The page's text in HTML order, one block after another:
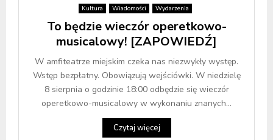
Kultura Wiadomości Wydarzenia
To będzie wieczór operetkowo-
musicalowy! [ZAPOWIEDŹ]
W amfiteatrze miejskim czeka nas niezwykły występ.
Wstęp bezpłatny. Obowiązują wejściówki. W niedzielę
8 sierpnia o godzinie 18:00 odbędzie się wieczór
operetkowo-musicalowy w wykonaniu znanych...
Czytaj więcej